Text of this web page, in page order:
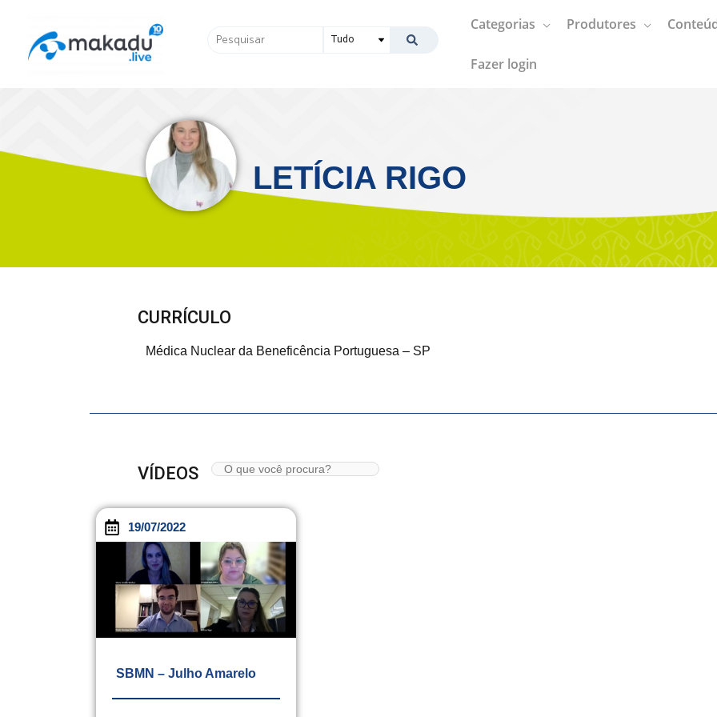
Pesquisar
Categorias Produtores
Fazer login
LETÍCIA RIGO
CURRÍCULO
Médica Nuclear da Beneficência Portuguesa – SP
VÍDEOS
19/07/2022
SBMN – Julho Amarelo